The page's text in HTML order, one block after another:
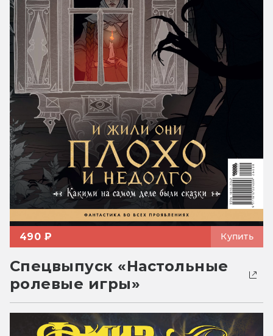
490 ₽ Купить
Спецвыпуск «Настольные
ролевые игры»